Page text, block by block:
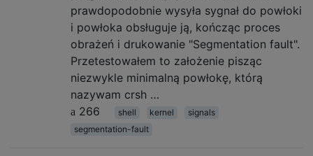
prawdopodobnie wysyła sygnał do powłoki
i powłoka obsługuje ją, kończąc proces
obrażeń i drukowanie "Segmentation fault".
Przetestowałem to założenie pisząc
niezwykle minimalną powłokę, którą
nazywam crsh …
266
shell kernel
signals
segmentation-fault